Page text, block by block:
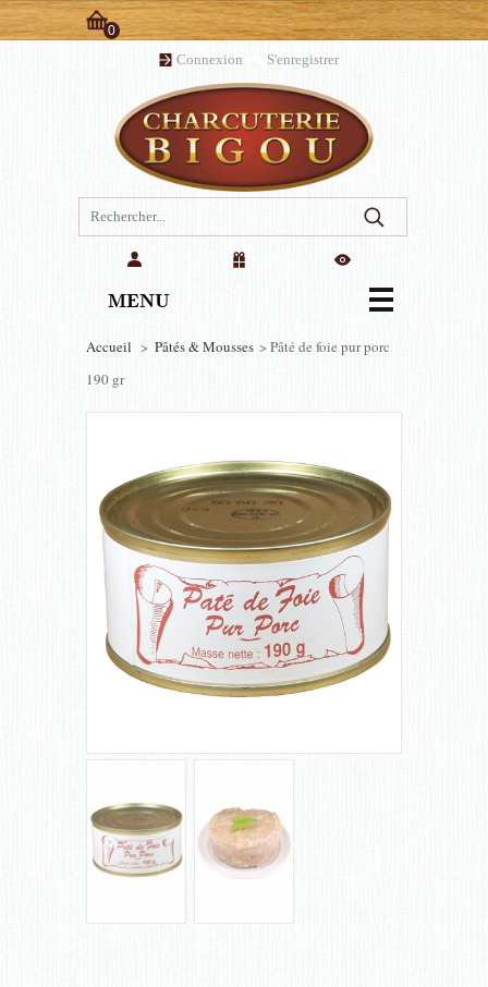
Connexion S'enregistrer
0
MENU
Accueil > Pâtés & Mousses > Pâté de foie pur porc
190 gr